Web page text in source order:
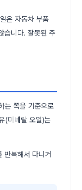
은 자동차 부품
습니다. 잘못된 주
는 쪽을 기준으로
(미네랄 오일)는
반복해서 다니거